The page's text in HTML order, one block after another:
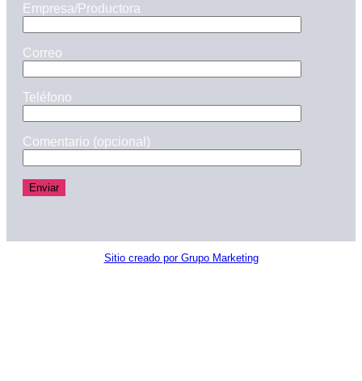
Empresa/Productora
Correo
Teléfono
Comentario (opcional)
Sitio creado por Grupo Marketing